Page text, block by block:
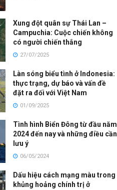
Xung đột quân sự Thái Lan –
Campuchia: Cuộc chiến không
có người chiến thắng
27/07/2025
Làn sóng biểu tình ở Indonesia:
thực trạng, dự báo và vấn đề
đặt ra đối với Việt Nam
01/09/2025
Tình hình Biển Đông từ đầu năm
2024 đến nay và những điều cần
lưu ý
06/05/2024
Dấu hiệu cách mạng màu trong
khủng hoảng chính trị ở